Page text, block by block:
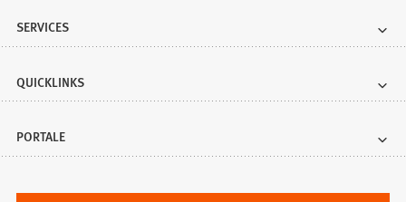
SERVICES
QUICKLINKS
PORTALE